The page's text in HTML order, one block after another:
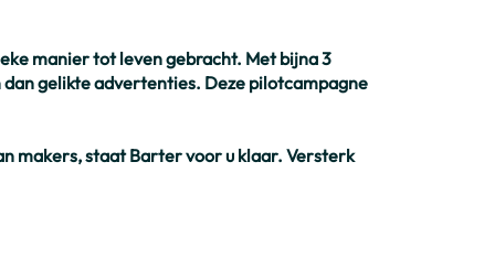
manier tot leven gebracht. Met bijna 3
gelikte advertenties. Deze pilotcampagne
makers, staat Barter voor u klaar. Versterk